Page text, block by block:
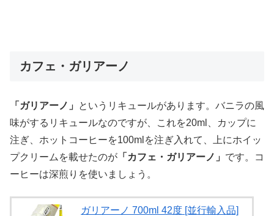
カフェ・ガリアーノ
「ガリアーノ」
というリキュールがあります。バニラの風
味がするリキュールなのですが、これを20ml、カップに
注ぎ、ホットコーヒーを100mlを注ぎ入れて、上にホイッ
プクリームを載せたのが 「カフェ・ガリアーノ」 です。コ
ーヒーは深煎りを使いましょう。
ガリアーノ 700ml 42度 [並行輸入品]